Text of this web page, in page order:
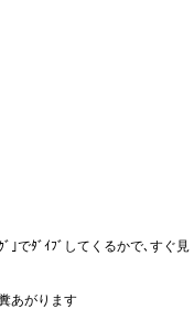
｣でﾀﾞｲﾌﾞしてくるかで､すぐ見
あがります